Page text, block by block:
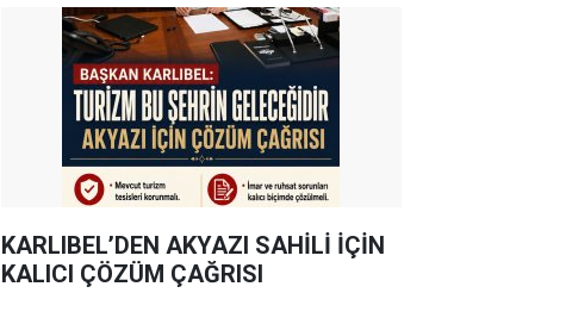
KARLIBEL’DEN AKYAZI SAHİLİ İÇİN
KALICI ÇÖZÜM ÇAĞRISI